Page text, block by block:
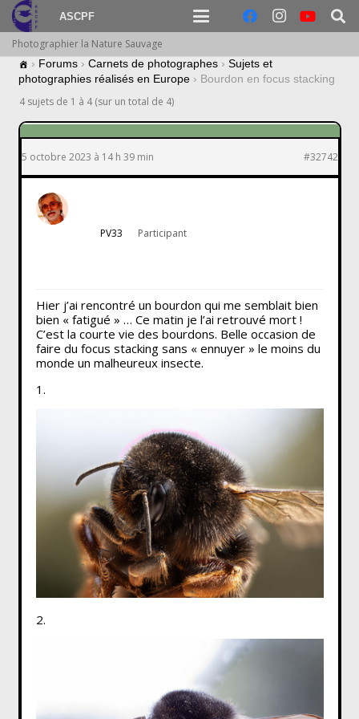
ASCPF
Photographier la Nature Sauvage
› Forums › Carnets de photographes › Sujets et
photographies réalisés en Europe › Bourdon en focus stacking
4 sujets de 1 à 4 (sur un total de 4)
5 octobre 2023 à 14 h 39 min #32742
PV33 Participant
Hier j’ai rencontré un bourdon qui me semblait bien
bien « fatigué » … Ce matin je l’ai retrouvé mort !
C’est la courte vie des bourdons. Belle occasion de
faire du focus stacking sans « ennuyer » le moins du
monde un malheureux insecte.
1.
2.